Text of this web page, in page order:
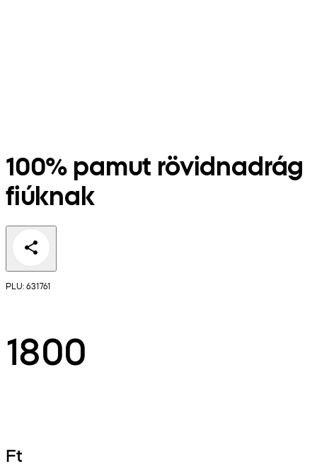
100% pamut rövidnadrág
fiúknak
PLU: 631761
1800
Ft